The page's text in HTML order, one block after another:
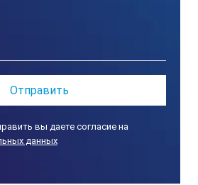
вы даете согласие на
данных